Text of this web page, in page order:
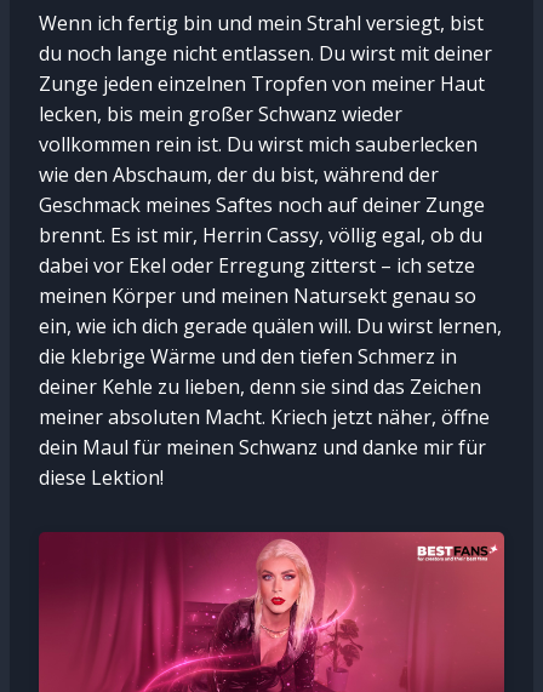
Wenn ich fertig bin und mein Strahl versiegt, bist
du noch lange nicht entlassen. Du wirst mit deiner
Zunge jeden einzelnen Tropfen von meiner Haut
lecken, bis mein großer Schwanz wieder
vollkommen rein ist. Du wirst mich sauberlecken
wie den Abschaum, der du bist, während der
Geschmack meines Saftes noch auf deiner Zunge
brennt. Es ist mir, Herrin Cassy, völlig egal, ob du
dabei vor Ekel oder Erregung zitterst – ich setze
meinen Körper und meinen Natursekt genau so
ein, wie ich dich gerade quälen will. Du wirst lernen,
die klebrige Wärme und den tiefen Schmerz in
deiner Kehle zu lieben, denn sie sind das Zeichen
meiner absoluten Macht. Kriech jetzt näher, öffne
dein Maul für meinen Schwanz und danke mir für
diese Lektion!